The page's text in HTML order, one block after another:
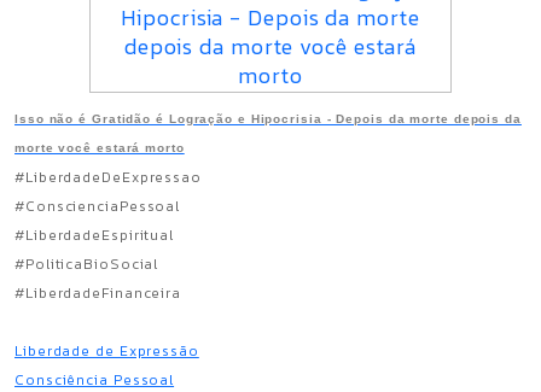
Isso não é Gratidão é Logração e Hipocrisia - Depois da morte depois da
morte você estará morto
#LiberdadeDeExpressao
#ConscienciaPessoal
#LiberdadeEspiritual
#PoliticaBioSocial
#LiberdadeFinanceira
Liberdade de Expressão
Consciência Pessoal